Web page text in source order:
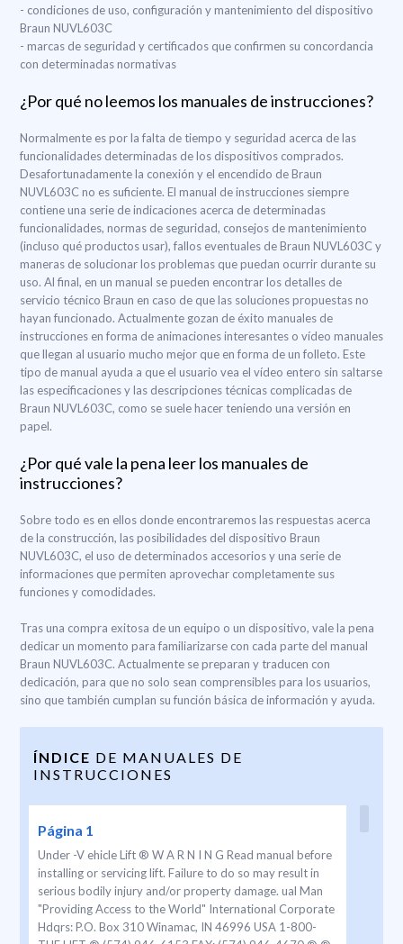
- condiciones de uso, configuración y mantenimiento del dispositivo
Braun NUVL603C
- marcas de seguridad y certificados que confirmen su concordancia
con determinadas normativas
¿Por qué no leemos los manuales de instrucciones?
Normalmente es por la falta de tiempo y seguridad acerca de las
funcionalidades determinadas de los dispositivos comprados.
Desafortunadamente la conexión y el encendido de Braun
NUVL603C no es suficiente. El manual de instrucciones siempre
contiene una serie de indicaciones acerca de determinadas
funcionalidades, normas de seguridad, consejos de mantenimiento
(incluso qué productos usar), fallos eventuales de Braun NUVL603C y
maneras de solucionar los problemas que puedan ocurrir durante su
uso. Al final, en un manual se pueden encontrar los detalles de
servicio técnico Braun en caso de que las soluciones propuestas no
hayan funcionado. Actualmente gozan de éxito manuales de
instrucciones en forma de animaciones interesantes o vídeo manuales
que llegan al usuario mucho mejor que en forma de un folleto. Este
tipo de manual ayuda a que el usuario vea el vídeo entero sin saltarse
las especificaciones y las descripciones técnicas complicadas de
Braun NUVL603C, como se suele hacer teniendo una versión en
papel.
¿Por qué vale la pena leer los manuales de
instrucciones?
Sobre todo es en ellos donde encontraremos las respuestas acerca
de la construcción, las posibilidades del dispositivo Braun
NUVL603C, el uso de determinados accesorios y una serie de
informaciones que permiten aprovechar completamente sus
funciones y comodidades.
Tras una compra exitosa de un equipo o un dispositivo, vale la pena
dedicar un momento para familiarizarse con cada parte del manual
Braun NUVL603C. Actualmente se preparan y traducen con
dedicación, para que no solo sean comprensibles para los usuarios,
sino que también cumplan su función básica de información y ayuda.
ÍNDICE DE MANUALES DE
INSTRUCCIONES
Página 1
Under -V ehicle Lift ® W A R N I N G Read manual before
installing or servicing lift. Failure to do so may result in
serious bodily injury and/or property damage. ual Man
"Providing Access to the World" International Corporate
Hdqrs: P.O. Box 310 Winamac, IN 46996 USA 1-800-